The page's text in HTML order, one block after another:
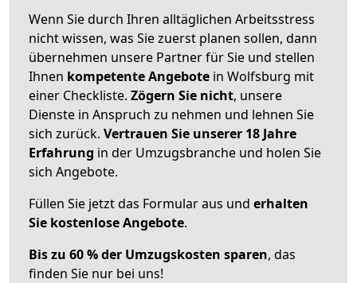
Wenn Sie durch Ihren alltäglichen Arbeitsstress
nicht wissen, was Sie zuerst planen sollen, dann
übernehmen unsere Partner für Sie und stellen
Ihnen kompetente Angebote in Wolfsburg mit
einer Checkliste. Zögern Sie nicht, unsere
Dienste in Anspruch zu nehmen und lehnen Sie
sich zurück. Vertrauen Sie unserer 18 Jahre
Erfahrung in der Umzugsbranche und holen Sie
sich Angebote.
Füllen Sie jetzt das Formular aus und erhalten
Sie kostenlose Angebote.
Bis zu 60 % der Umzugskosten sparen, das
finden Sie nur bei uns!